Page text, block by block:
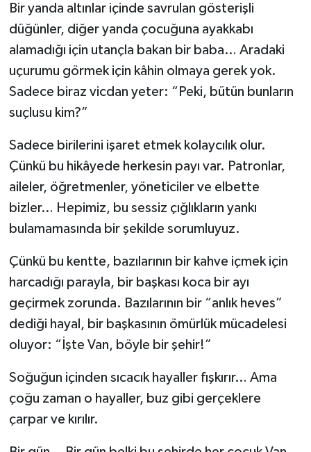
Bir yanda altınlar içinde savrulan gösterişli
düğünler, diğer yanda çocuğuna ayakkabı
alamadığı için utançla bakan bir baba… Aradaki
uçurumu görmek için kâhin olmaya gerek yok.
Sadece biraz vicdan yeter: “Peki, bütün bunların
suçlusu kim?”
Sadece birilerini işaret etmek kolaycılık olur.
Çünkü bu hikâyede herkesin payı var. Patronlar,
aileler, öğretmenler, yöneticiler ve elbette
bizler… Hepimiz, bu sessiz çığlıkların yankı
bulamamasında bir şekilde sorumluyuz.
Çünkü bu kentte, bazılarının bir kahve içmek için
harcadığı parayla, bir başkası koca bir ayı
geçirmek zorunda. Bazılarının bir “anlık heves”
dediği hayal, bir başkasının ömürlük mücadelesi
oluyor: “İşte Van, böyle bir şehir!”
Soğuğun içinden sıcacık hayaller fışkırır… Ama
çoğu zaman o hayaller, buz gibi gerçeklere
çarpar ve kırılır.